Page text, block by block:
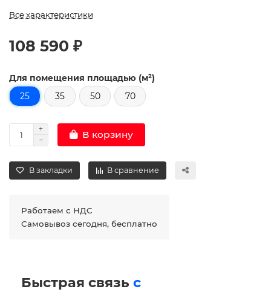
Все характеристики
108 590 ₽
Для помещения площадью (м²)
25
35 50 70
В корзину
В закладки В сравнение
Работаем с НДС
Самовывоз сегодня, бесплатно
Быстрая связь с